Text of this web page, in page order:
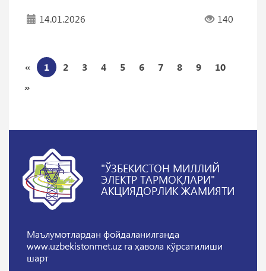
14.01.2026 140
« 1 2 3 4 5 6 7 8 9
10
»
"ЎЗБЕКИСТОН МИЛЛИЙ
ЭЛЕКТР ТАРМОҚЛАРИ"
АКЦИЯДОРЛИК ЖАМИЯТИ
Маълумотлардан фойдаланилганда
www.uzbekistonmet.uz га ҳавола кўрсатилиши
шарт